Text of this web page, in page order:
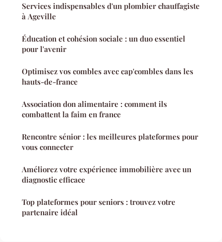
Services indispensables d'un plombier chauffagiste
à Ageville
Éducation et cohésion sociale : un duo essentiel
pour l'avenir
Optimisez vos combles avec cap'combles dans les
hauts-de-france
Association don alimentaire : comment ils
combattent la faim en france
Rencontre sénior : les meilleures plateformes pour
vous connecter
Améliorez votre expérience immobilière avec un
diagnostic efficace
Top plateformes pour seniors : trouvez votre
partenaire idéal